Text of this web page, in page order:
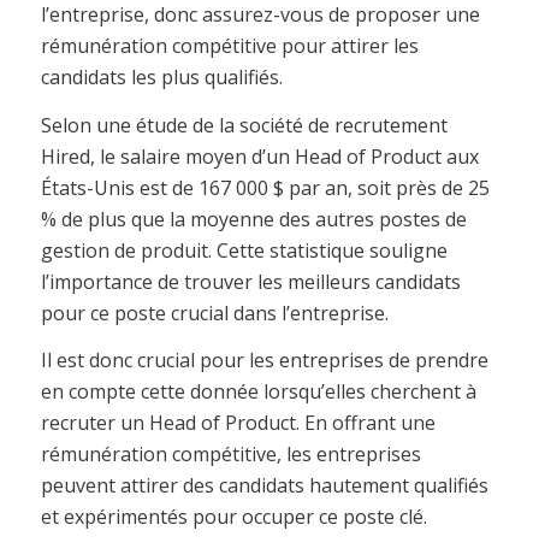
l’entreprise, donc assurez-vous de proposer une
rémunération compétitive pour attirer les
candidats les plus qualifiés.
Selon une étude de la société de recrutement
Hired, le salaire moyen d’un Head of Product aux
États-Unis est de 167 000 $ par an, soit près de 25
% de plus que la moyenne des autres postes de
gestion de produit. Cette statistique souligne
l’importance de trouver les meilleurs candidats
pour ce poste crucial dans l’entreprise.
Il est donc crucial pour les entreprises de prendre
en compte cette donnée lorsqu’elles cherchent à
recruter un Head of Product. En offrant une
rémunération compétitive, les entreprises
peuvent attirer des candidats hautement qualifiés
et expérimentés pour occuper ce poste clé.